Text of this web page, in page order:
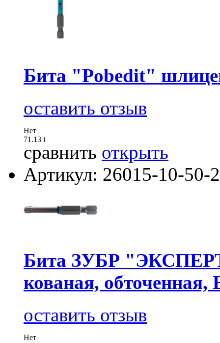
Бита "Pobedit"
оставить отзыв
Нет
71.13 i
сравнить открыть
Артикул: 26015-10-50-2
Бита ЗУБР
кованая,
оставить отзыв
Нет